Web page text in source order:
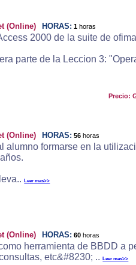
(Online) HORAS: 1 horas
2000 de la suite de
parte de la Leccion 3:
Precio:
(Online) HORAS: 56 horas
alumno formarse en la
Leer mas>>
(Online) HORAS: 60 horas
herramienta de BBDD a
etc&#8230; ..Leer mas>>